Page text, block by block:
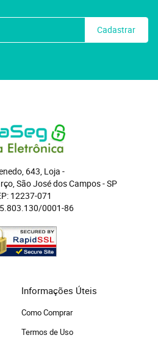
Cadastrar
643, Loja -
São José dos Campos - SP
12237-071
0001-86
Informações Úteis
Como Comprar
Termos de Uso